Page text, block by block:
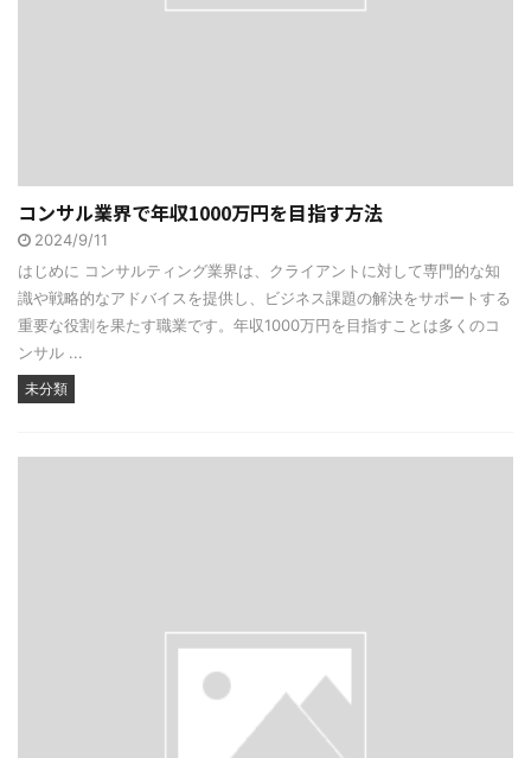
コンサル業界で年収1000万円を目指す方法
2024/9/11
はじめに コンサルティング業界は、クライアントに対して専門的な知
識や戦略的なアドバイスを提供し、ビジネス課題の解決をサポートする
重要な役割を果たす職業です。年収1000万円を目指すことは多くのコ
ンサル ...
未分類